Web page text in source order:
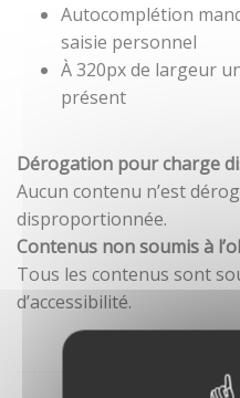
Autocomplétion
saisie personnel
À 320px de largeur
présent
Dérogation pour charge
Aucun contenu n’est
disproportionnée.
Contenus non soumis à
Tous les contenus sont
d’accessibilité.